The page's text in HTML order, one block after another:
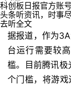
科创板日报官方账号
头条听资讯，时事
去听全文
据报道，作为
台运行需要较
槛。目前腾讯极
个门槛，将游